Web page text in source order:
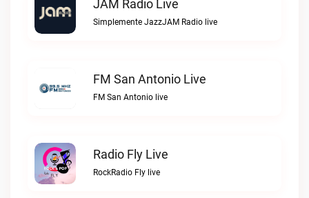
JAM Radio Live
Simplemente JazzJAM Radio live
FM San Antonio Live
FM San Antonio live
Radio Fly Live
RockRadio Fly live